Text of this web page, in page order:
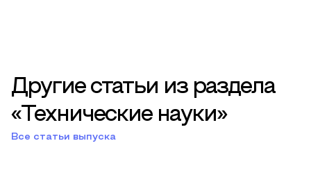
Другие статьи из раздела
«Технические науки»
Все статьи выпуска